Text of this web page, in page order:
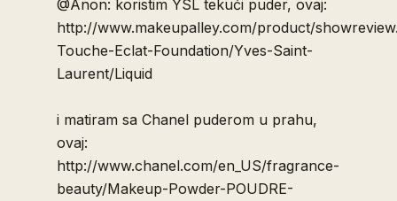
@Anon: koristim YSL tekući puder, ovaj:
http://www.makeupalley.com/product/
Touche-Eclat-Foundation/Yves-Saint-
Laurent/Liquid
i matiram sa Chanel puderom u prahu,
ovaj:
http://www.chanel.com/en_US/fragrance-
beauty/Makeup-Powder-POUDRE-